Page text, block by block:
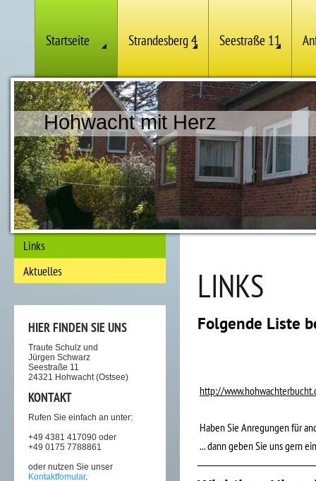
Startseite Strandesberg 4 Seestraße 11
Hohwacht mit Herz
Links
Aktuelles
HIER FINDEN SIE UNS
Traute Schulz und
Jürgen Schwarz
Seestraße 11
24321 Hohwacht (Ostsee)
KONTAKT
Rufen Sie einfach an unter:
+49 4381 417090 oder
+49 0175 7788861
oder nutzen Sie unser
Kontaktfomular.
LINKS
Folgende Liste
http://
Haben Sie Anregungen für
... dann geben Sie uns gern